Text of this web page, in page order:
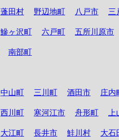
蓬田村 野辺地町 八戸市 三
鰺ヶ沢町 六戸町 五所川原市
南部町
中山町 三川町 酒田市 庄内
西川町 寒河江市 舟形町
大江町 長井市 鮭川村 大石